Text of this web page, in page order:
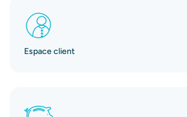
Espace client